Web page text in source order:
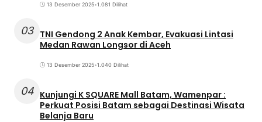
13 Desember 2025•1.081 Dilihat
03 TNI Gendong 2 Anak Kembar, Evakuasi Lintasi
Medan Rawan Longsor di Aceh
13 Desember 2025•1.040 Dilihat
04 Kunjungi K SQUARE Mall Batam, Wamenpar :
Perkuat Posisi Batam sebagai Destinasi Wisata
Belanja Baru